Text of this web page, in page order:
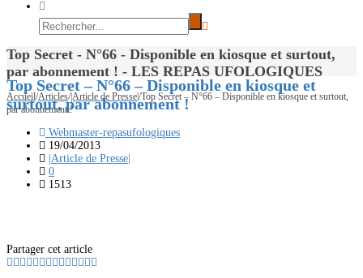
Top Secret - N°66 - Disponible en kiosque et surtout,
par abonnement ! - LES REPAS UFOLOGIQUES
Accueil/Articles/|Article de Presse|/Top Secret – N°66 – Disponible en kiosque et surtout,
par abonnement !
Top Secret – N°66 – Disponible en kiosque et
surtout, par abonnement !
Webmaster-repasufologiques
19/04/2013
|Article de Presse|
0
1513
Partager cet article